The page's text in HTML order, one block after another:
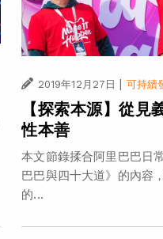
2019年12月27日 | 可持續
【探索本源】從見
性本善
本文節錄揉合阿里巴巴日
巴巴與四十大道》的內容
的...